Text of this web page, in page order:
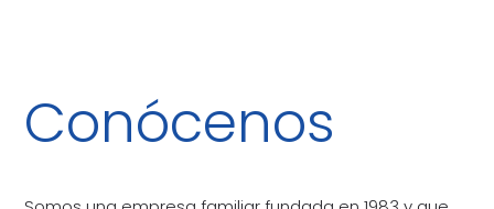
Conócenos